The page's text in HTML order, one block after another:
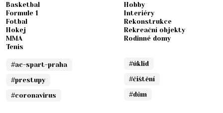
Basketbal
Formule 1
Fotbal
Hokej
MMA
Tenis
#ac-spart-praha
#prestupy
#coronavirus
Hobby
Interiéry
Rekonstrukce
Rekreační objekty
Rodinné domy
#úklid
#čištění
#dům